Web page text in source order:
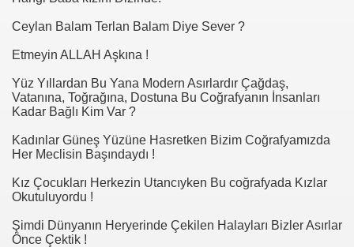
Ceylan Balam Terlan Balam Diye Sever ?
Etmeyin ALLAH Aşkına !
Yüz Yıllardan Bu Yana Modern Asırlardır Çağdaş,
Vatanına, Toğrağına, Dostuna Bu Coğrafyanın İnsanları
Kadar Bağlı Kim Var ?
Kadınlar Güneş Yüzüne Hasretken Bizim Coğrafyamızda
Her Meclisin Başındaydı !
Kız Çocukları Herkezin Utancıyken Bu coğrafyada Kızlar
Okutuluyordu !
Şimdi Dünyanın Heryerinde Çekilen Halayları Bizler Asırlar
Önce Çektik !
Kuyucak Köyü